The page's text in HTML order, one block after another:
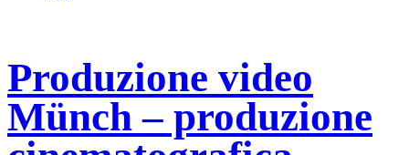
Produzione video
Münch – produzione